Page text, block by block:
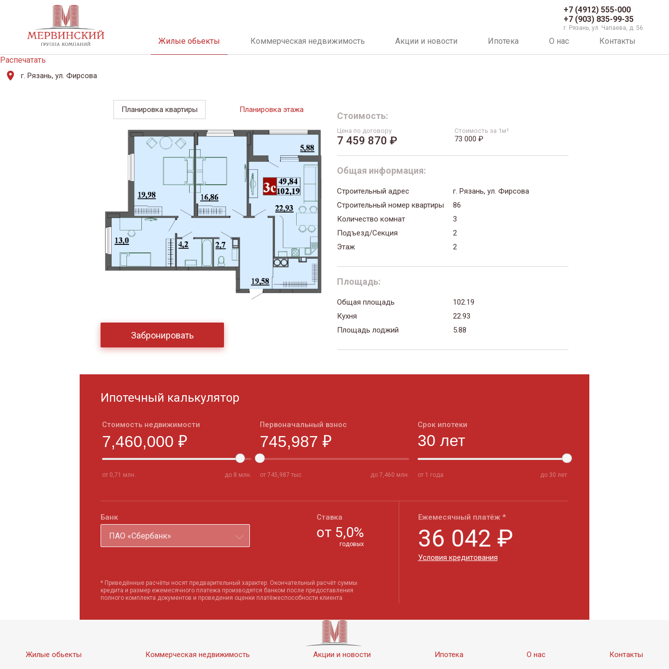
+7 (4912) 555-000
+7 (903) 835-99-35
г. Рязань, ул. Чапаева, д. 56
Жилые обьекты Коммерческая недвижимость Акции и новости Ипотека О нас
Контакты
Распечатать
г. Рязань, ул. Фирсова
Планировка квартиры Планировка этажа
Забронировать
Стоимость:
Цена по договору
7 459 870 ₽
Стоимость за 1м²
73 000 ₽
Общая информация:
Строительный адрес
г. Рязань, ул. Фирсова
Строительный номер квартиры
86
Количество комнат
3
Подъезд/Секция
2
Этаж
2
Площадь:
Общая площадь
102.19
Кухня
22.93
Площадь лоджий
5.88
Ипотечный калькулятор
Стоимость недвижимости
от 0,71 млн. до 8 млн.
Первоначальный взнос
от 745,987 тыс до 7,460 млн.
Срок ипотеки
от 1 года до 30 лет
Банк
ПАО «Сбербанк»
Ставка
от 5,0%
годовых
* Приведённые расчёты носят предварительный характер. Окончательный расчёт суммы
кредита и размер ежемесячного платежа производятся банком после предоставления
полного комплекта документов и проведения оценки платёжеспособности клиента
Ежемесячный платёж *
36 042 ₽
Условия кредитования
Жилые обьекты Коммерческая недвижимость Акции и новости Ипотека О нас Контакты